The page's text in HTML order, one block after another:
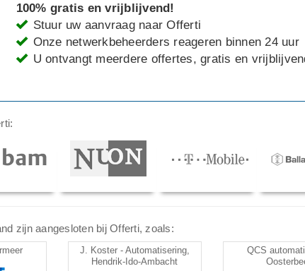
100% gratis en vrijblijvend!
Stuur uw aanvraag naar Offerti
Onze netwerkbeheerders reageren binnen 24 uur
U ontvangt meerdere offertes, gratis en
zijn aangesloten bij Offerti, zoals:
J. Koster - Automatisering,
Hendrik-Ido-Ambacht
QCS